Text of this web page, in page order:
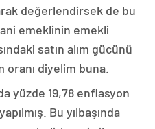
değerlendirsek de bu
emeklinin emekli
satın alım gücünü
diyelim buna.
yüzde 19,78 enflasyon
Bu yılbaşında